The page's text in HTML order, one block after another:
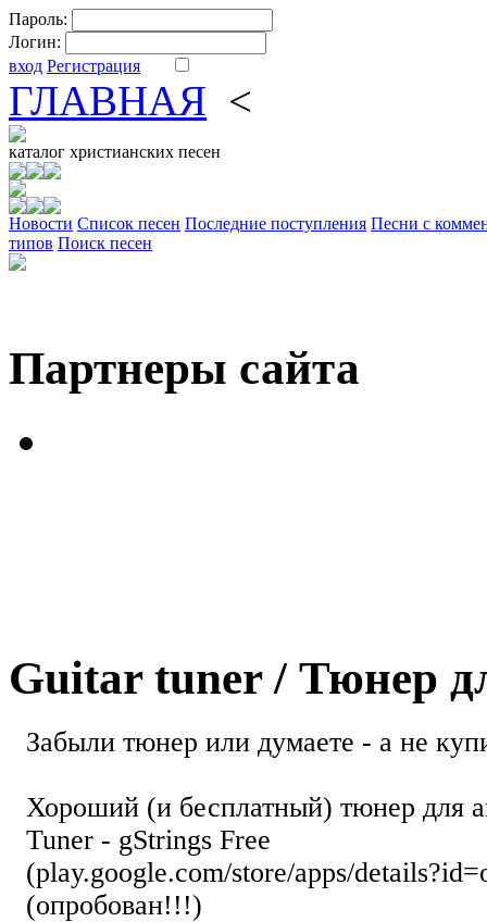
Пароль:
Логин:
вход Регистрация
ГЛАВНАЯ <
каталог христианских песен
Новости Cписок песен Последние поступления Песни с
типов Поиск песен
Партнеры сайта
Guitar tuner / Тюнер
Забыли тюнер или думаете - а не
Хороший (и бесплатный) тюнер для
Tuner - gStrings Free
(play.google.com/store/apps/
(опробован!!!)